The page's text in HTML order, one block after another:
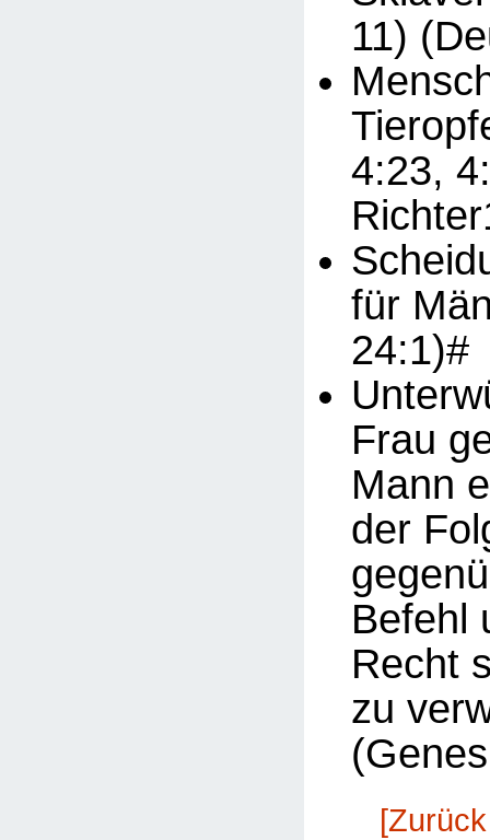
11)
4:23,
für
24:1)#
Frau
Mann
der
Befehl
Recht
zu